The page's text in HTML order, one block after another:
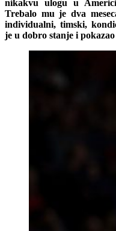
nikakvu ulogu u
Trebalo mu je dva
individualni, timski,
je u dobro stanje i